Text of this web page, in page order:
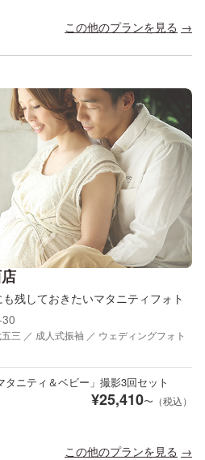
この他のプランを見る
残しておきたいマタニティフォト
三 ／ 成人式振袖 ／ ウェディングフォト
タニティ＆ベビー」撮影3回セット
¥25,410〜（税込）
この他のプランを見る